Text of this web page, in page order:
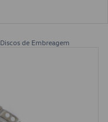
Discos de Embreagem